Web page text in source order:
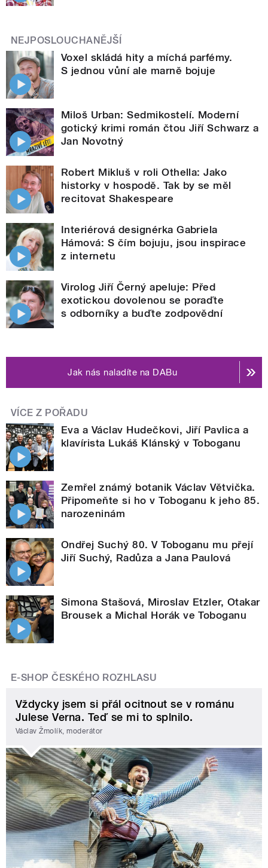
NEJPOSLOUCHANĚJŠÍ
Voxel skládá hity a míchá parfémy.
S jednou vůní ale marně bojuje
Miloš Urban: Sedmikostelí. Moderní
gotický krimi román čtou Jiří Schwarz a
Jan Novotný
Robert Mikluš v roli Othella: Jako
historky v hospodě. Tak by se měl
recitovat Shakespeare
Interiérová designérka Gabriela
Hámová: S čím bojuju, jsou inspirace
z internetu
Virolog Jiří Černý apeluje: Před
exotickou dovolenou se poraďte
s odborníky a buďte zodpovědní
Jak nás naladíte na DABu
VÍCE Z POŘADU
Eva a Václav Hudečkovi, Jiří Pavlica a
klavírista Lukáš Klánský v Toboganu
Zemřel známý botanik Václav Větvička.
Připomeňte si ho v Toboganu k jeho 85.
narozeninám
Ondřej Suchý 80. V Toboganu mu přejí
Jiří Suchý, Radůza a Jana Paulová
Simona Stašová, Miroslav Etzler, Otakar
Brousek a Michal Horák ve Toboganu
E-SHOP ČESKÉHO ROZHLASU
Vždycky jsem si přál ocitnout se v románu
Julese Verna. Teď se mi to splnilo.
Václav Žmolík, moderátor